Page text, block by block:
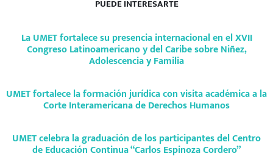
PUEDE INTERESARTE
La UMET fortalece su presencia internacional en el XVII
Congreso Latinoamericano y del Caribe sobre Niñez,
Adolescencia y Familia
UMET fortalece la formación jurídica con visita académica a la
Corte Interamericana de Derechos Humanos
UMET celebra la graduación de los participantes del Centro
de Educación Continua “Carlos Espinoza Cordero”